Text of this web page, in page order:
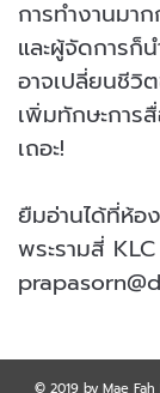
การทำงานมา
และผู้จัดการก็
อาจเปลี่ยนชีวิ
เพิ่มทักษะการ
เถอะ!
ยืมอ่านได้ที่ห้
พระรามสี่
© 2019 by Mae